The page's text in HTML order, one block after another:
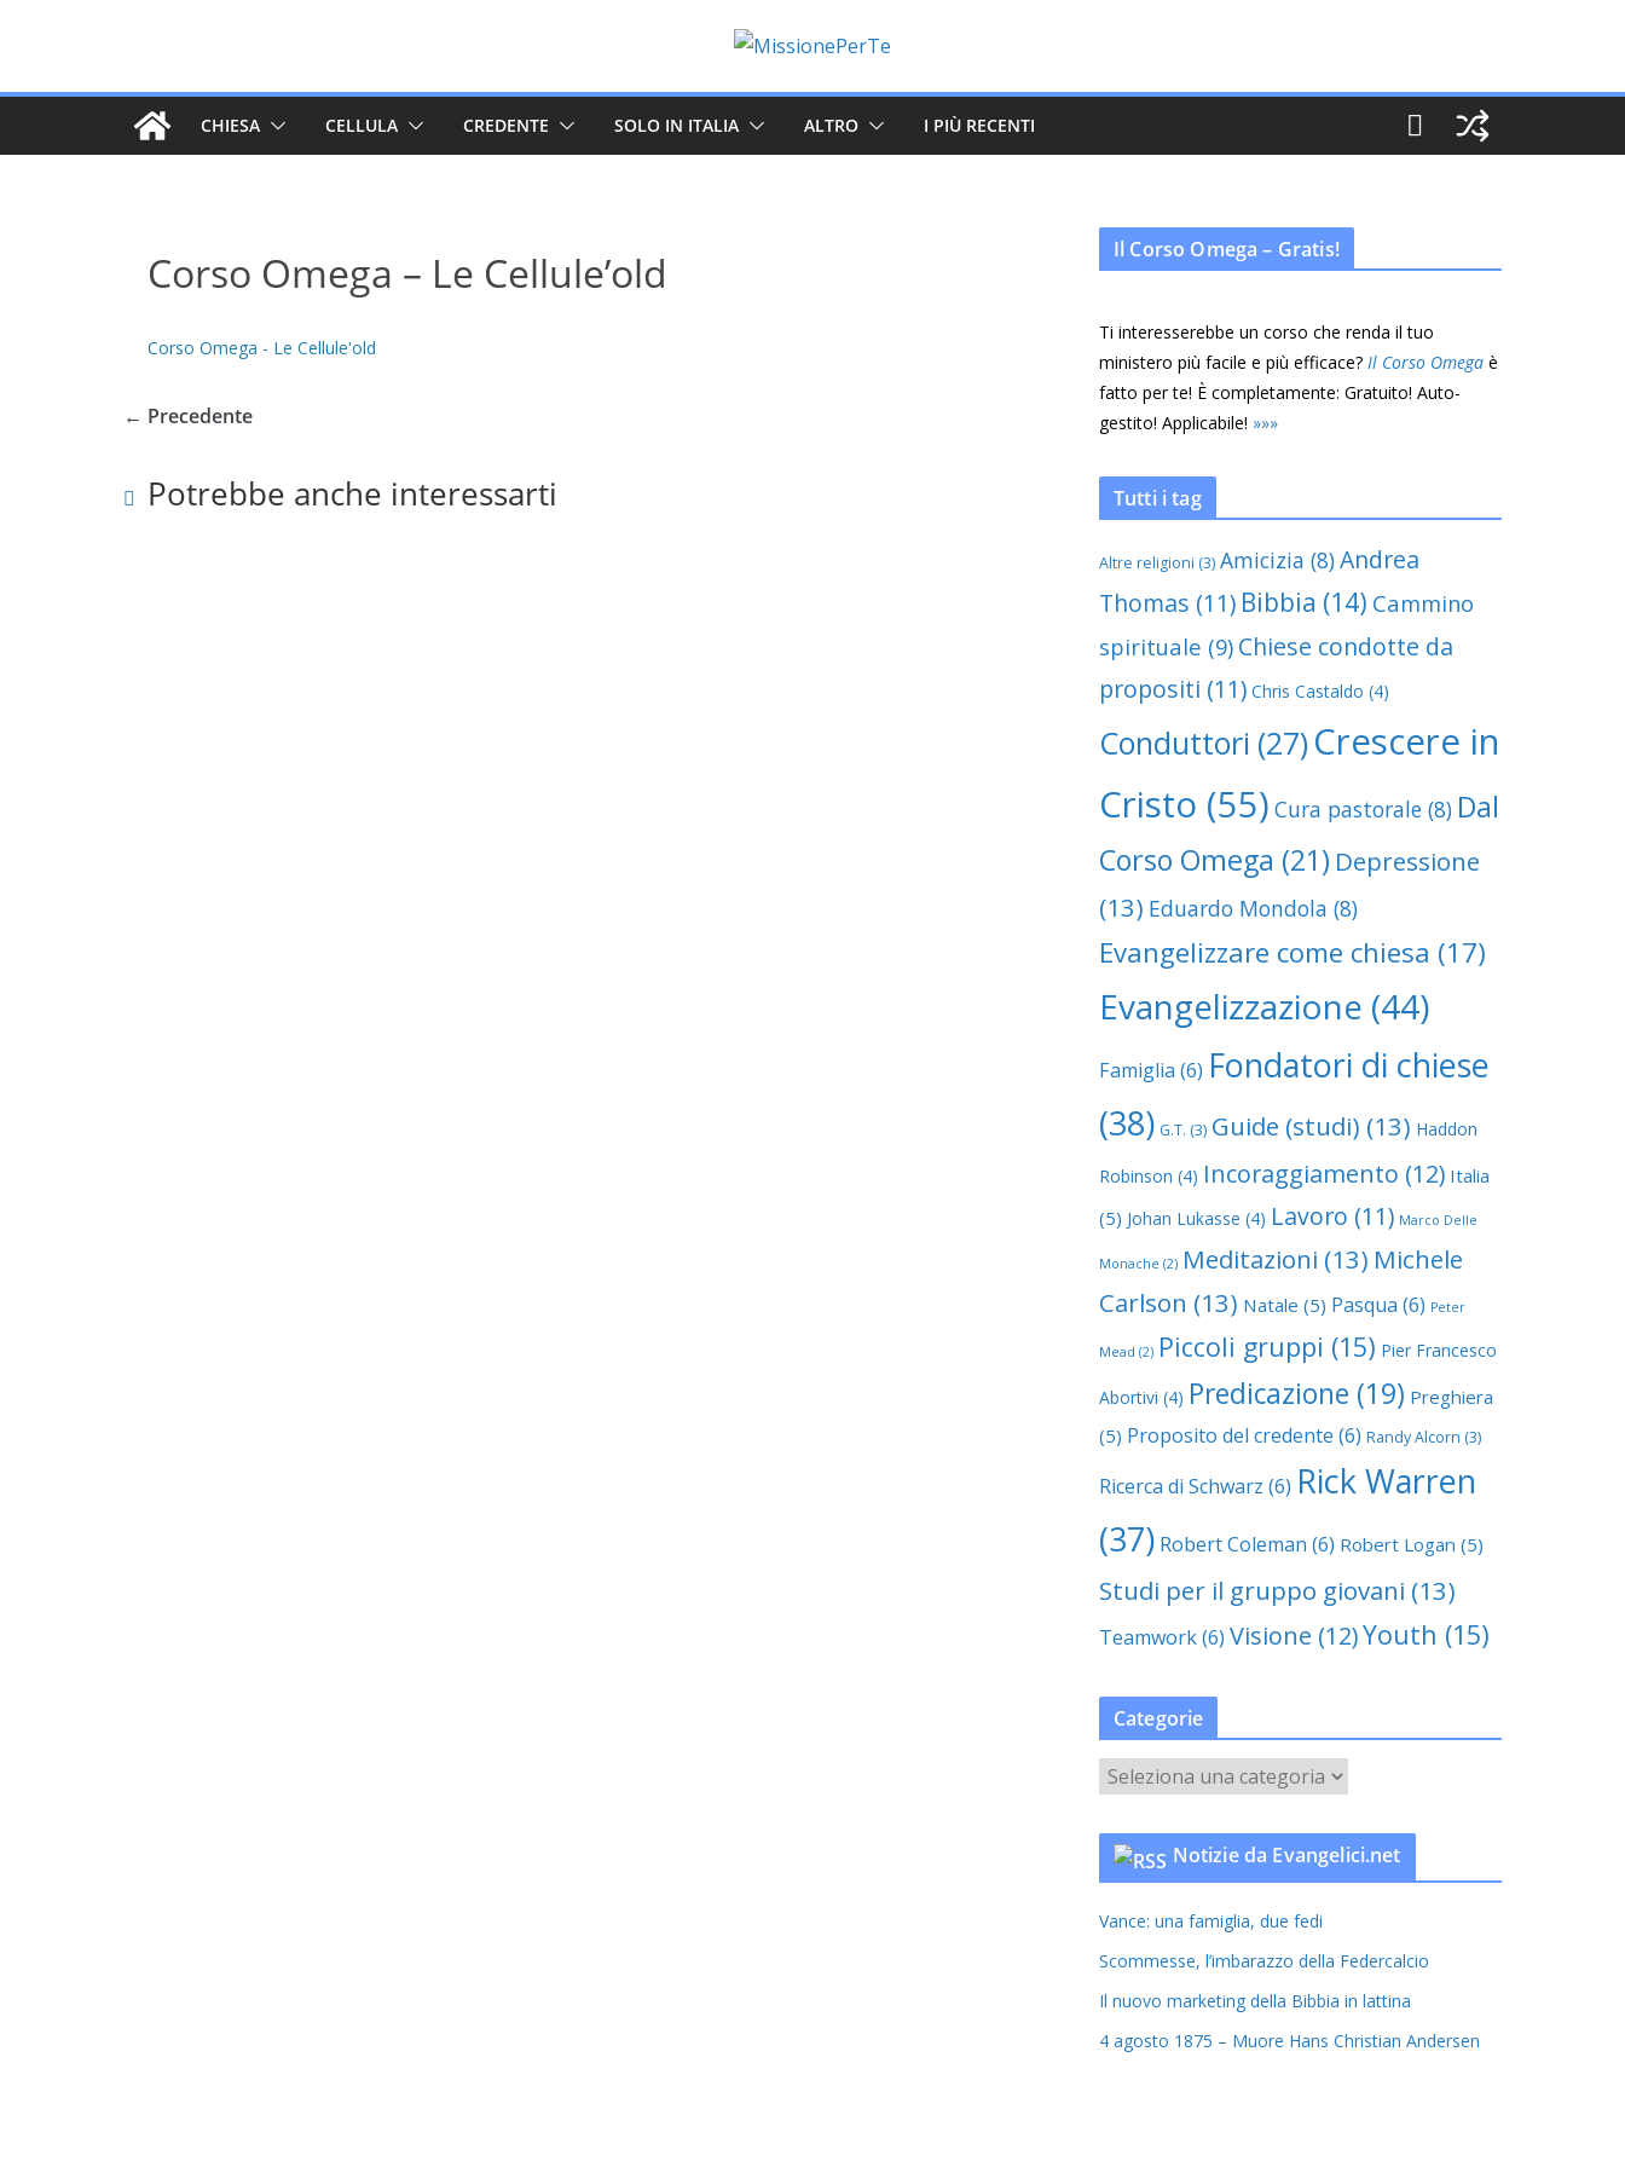
CHIESA CELLULA CREDENTE SOLO IN ITALIA ALTRO I PIÙ RECENTI
Corso Omega – Le Cellule’old
Corso Omega - Le Cellule'old
← Precedente
Potrebbe anche interessarti
Il Corso Omega – Gratis!
Ti interesserebbe un corso che renda il tuo
ministero più facile e più efficace? Il Corso Omega è
fatto per te! È completamente: Gratuito! Auto-
gestito! Applicabile! »»»
Tutti i tag
Altre religioni (3) Amicizia (8)Andrea
Thomas (11) Bibbia (14) Cammino
spirituale (9) Chiese condotte da
propositi (11) Chris Castaldo (4)
Conduttori (27) Crescere in
Cristo (55) Cura pastorale (8) Dal
Corso Omega (21) Depressione
(13) Eduardo Mondola (8)
Evangelizzare come chiesa (17)
Evangelizzazione (44)
Famiglia (6) Fondatori di chiese
(38) G.T. (3) Guide (studi) (13) Haddon
Robinson (4) Incoraggiamento (12) Italia
(5) Johan Lukasse (4) Lavoro (11) Marco Delle
Monache (2) Meditazioni (13) Michele
Carlson (13) Natale (5) Pasqua (6) Peter
Mead (2) Piccoli gruppi (15) Pier Francesco
Abortivi (4) Predicazione (19) Preghiera
(5) Proposito del credente (6) Randy Alcorn (3)
Ricerca di Schwarz (6) Rick Warren
(37) Robert Coleman (6) Robert Logan (5)
Studi per il gruppo giovani (13)
Teamwork(6) Visione (12)Youth (15)
Categorie
a
t
o
r
e
Notizie da Evangelici.net
Vance: una famiglia, due fedi
Scommesse, l’imbarazzo della Federcalcio
Il nuovo marketing della Bibbia in lattina
4 agosto 1875 – Muore Hans Christian Andersen